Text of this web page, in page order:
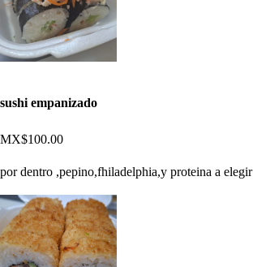
sushi empanizado
MX$100.00
por dentro ,pepino,fhiladelphia,y proteina a elegir